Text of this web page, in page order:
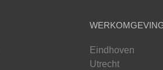
Eindhoven
Utrecht